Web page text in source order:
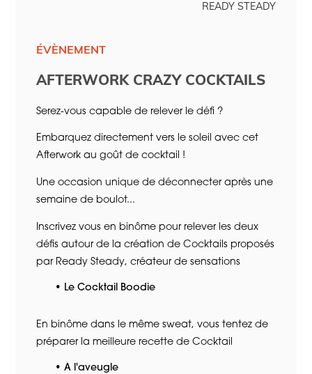
READY STEADY
ÉVÈNEMENT
AFTERWORK CRAZY COCKTAILS
Serez-vous capable de relever le défi ?
Embarquez directement vers le soleil avec cet
Afterwork au goût de cocktail !
Une occasion unique de déconnecter après une
semaine de boulot...
Inscrivez vous en binôme pour relever les deux
défis autour de la création de Cocktails proposés
par Ready Steady, créateur de sensations
Le Cocktail Boodie
En binôme dans le même sweat, vous tentez de
préparer la meilleure recette de Cocktail
A l'aveugle